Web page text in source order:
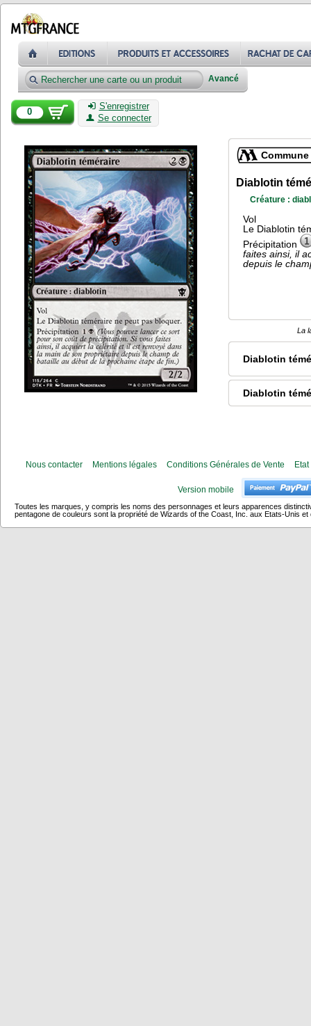
Avancé
0
S'enregistrer
Se connecter
Commune
Diablotin
Créature :
Vol
Le Diablotin
Précipitation
faites ainsi, il
depuis le
La
Diablotin
Diablotin
Nous contacter Mentions légales Conditions Générales de Vente
Version mobile
Toutes les marques, y compris les noms des personnages et leurs apparences
pentagone de couleurs sont la propriété de Wizards of the Coast, Inc. aux Etats-Unis